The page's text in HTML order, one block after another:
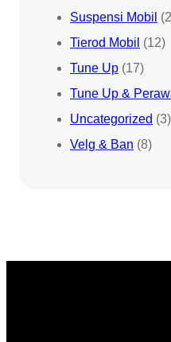
Suspensi Mobil
Tierod Mobil (12)
Tune Up (17)
Tune Up &
Uncategorized (3)
Velg & Ban (8)